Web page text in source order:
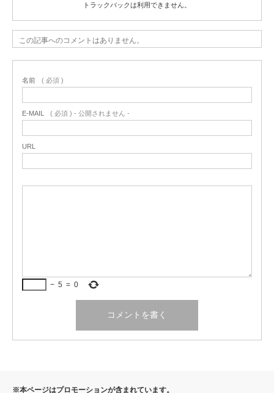
トラックバックは利用できません。
この記事へのコメントはありません。
名前 ( 必須 )
E-MAIL ( 必須 ) - 公開されません -
URL
− 5 = 0
※本ページはプロモーションが含まれています。